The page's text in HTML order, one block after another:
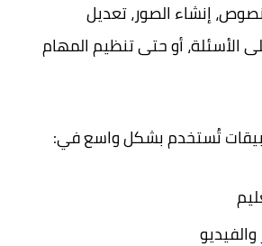
إنشاء الصور، تعديل
الأسئلة، أو حتى تنظيم المهام
تُستخدم بشكل واسع في: